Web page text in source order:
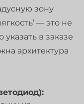
зону
— это не
в заказе
архитектура